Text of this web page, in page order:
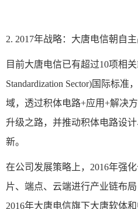
2. 2017年战略：大唐电信朝自
目前大唐电信已有超过10项相
Standardization Sector)国际标
域，透过积体电路+应用+解决
升级之路，并推动积体电路设
新。
在公司发展策略上，2016年强
片、端点、云端进行产业链布
2016年大唐电信旗下大唐软体